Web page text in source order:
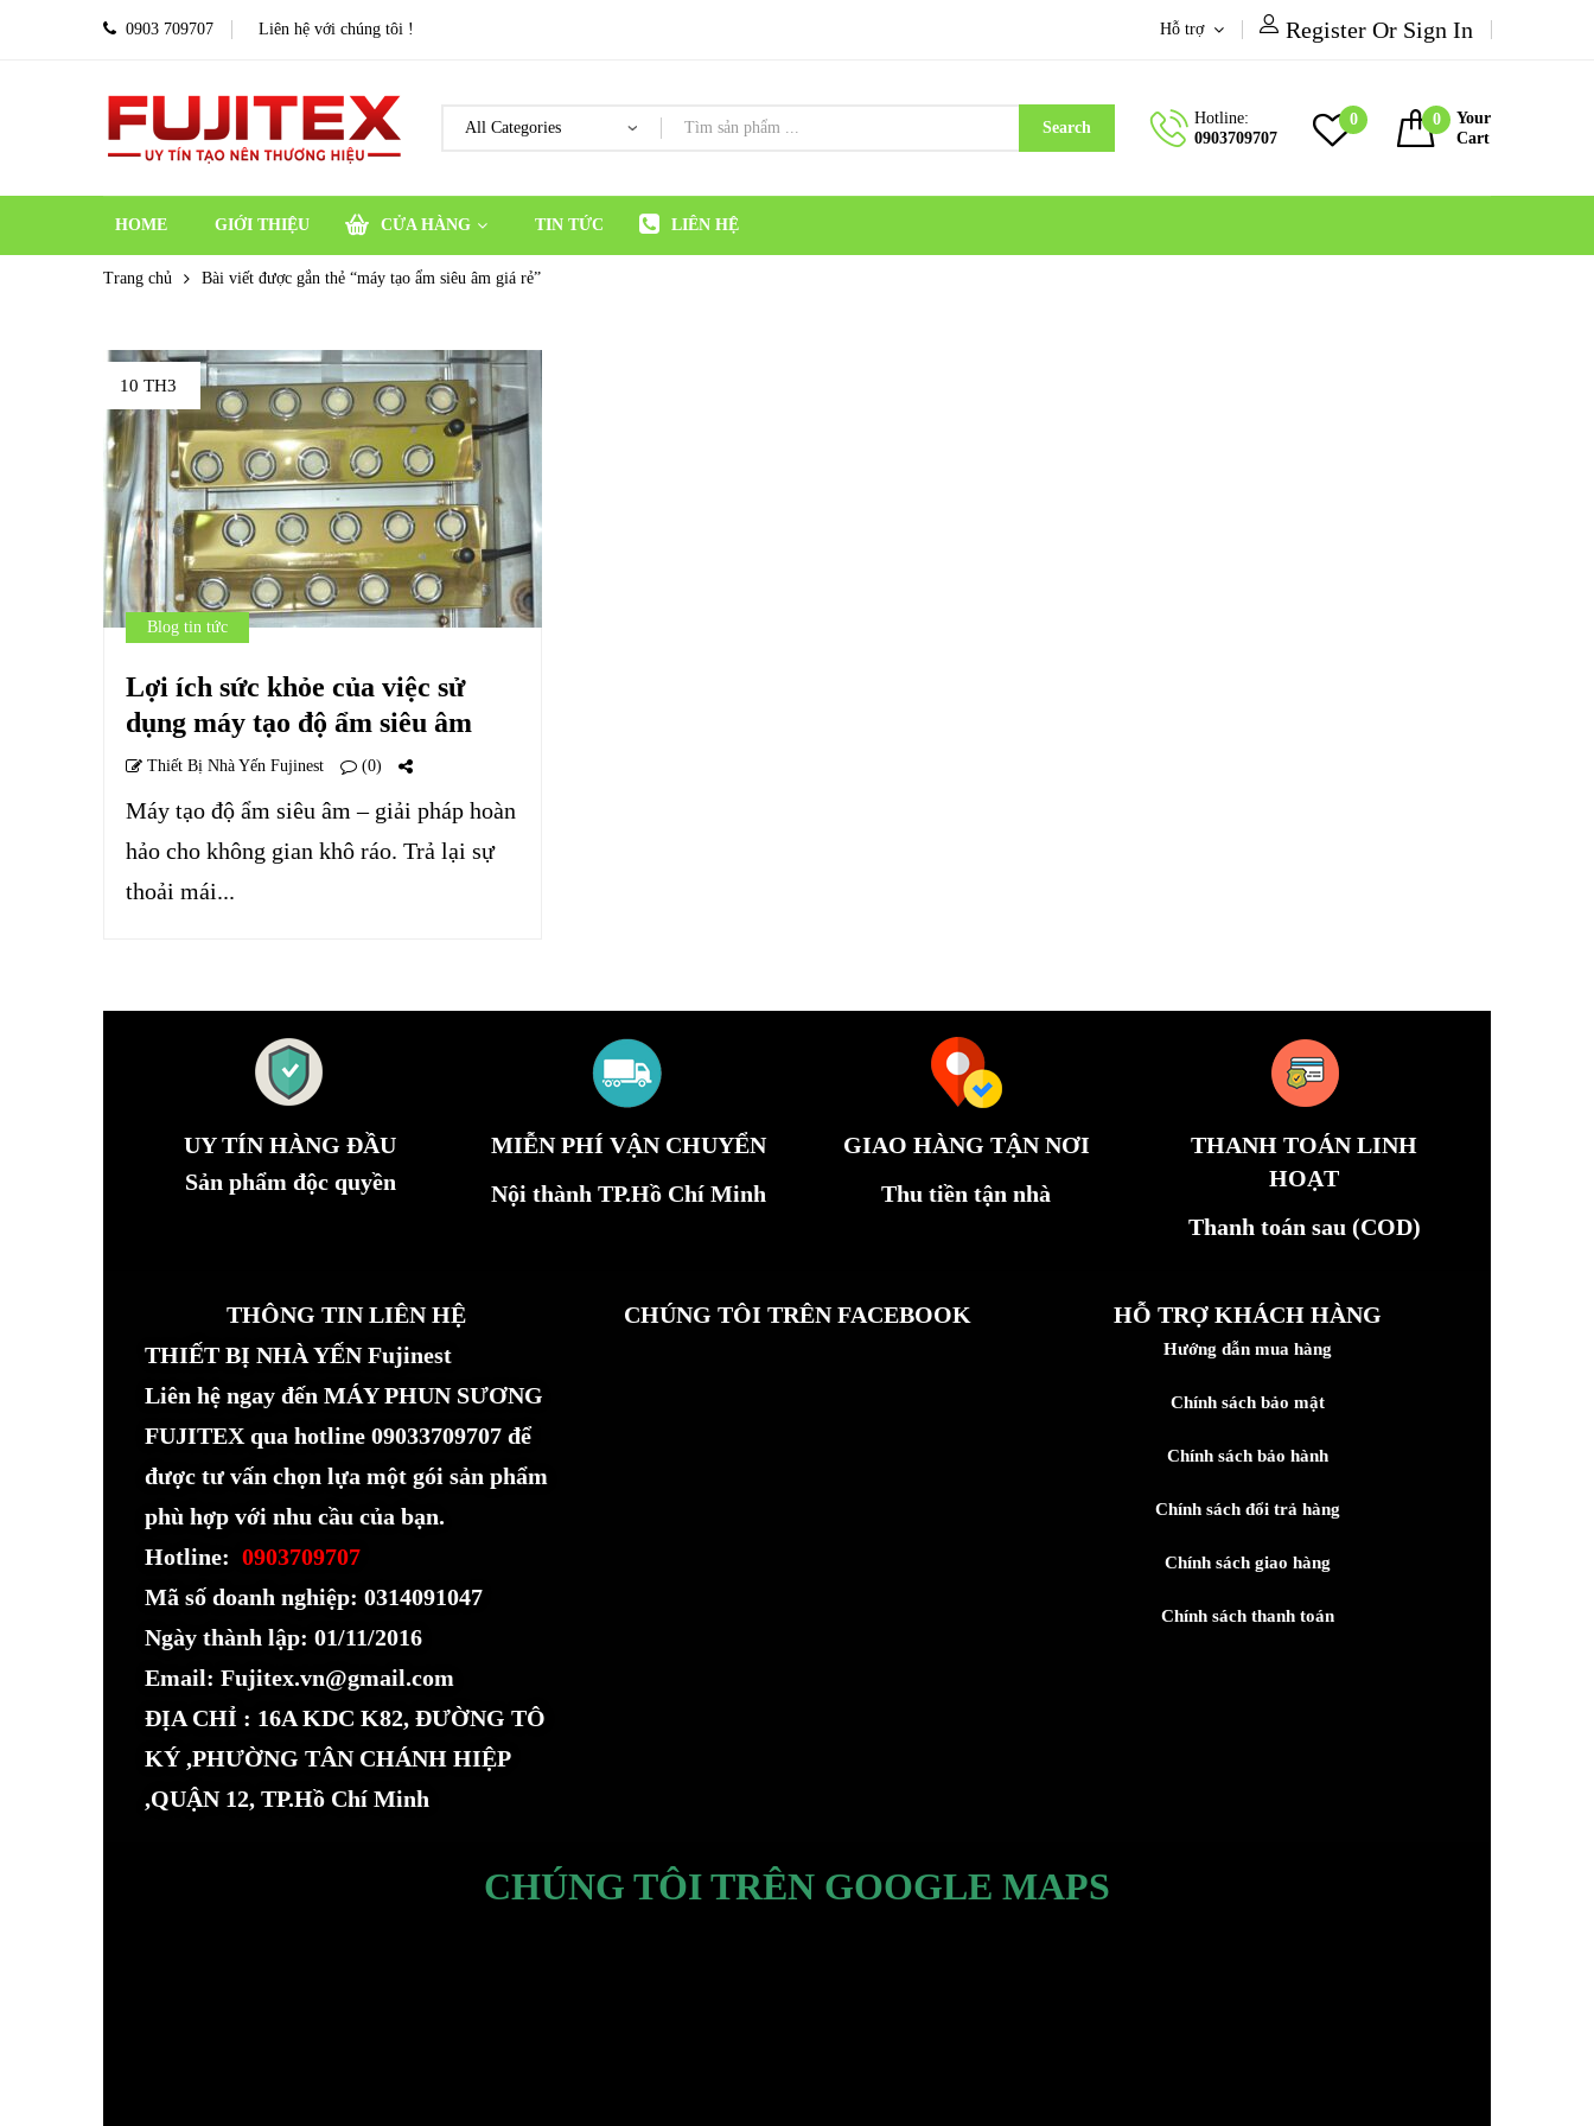
0903 709707 Liên hệ với chúng tôi ! Hỗ trợ Register Or Sign In
Search
Hotline:
0903709707
0 0
Your
Cart
HOME GIỚI THIỆU CỬA HÀNG TIN TỨC LIÊN HỆ
Trang chủ Bài viết được gắn thẻ “máy tạo ẩm siêu âm giá rẻ”
10 TH3
Blog tin tức
Lợi ích sức khỏe của việc sử
dụng máy tạo độ ẩm siêu âm
Thiết Bị Nhà Yến Fujinest (0)
Máy tạo độ ẩm siêu âm – giải pháp hoàn
hảo cho không gian khô ráo. Trả lại sự
thoải mái...
UY TÍN HÀNG ĐẦU
Sản phẩm độc quyền
MIỄN PHÍ VẬN CHUYỂN
Nội thành TP.Hồ Chí Minh
GIAO HÀNG TẬN NƠI
Thu tiền tận nhà
THANH TOÁN LINH
HOẠT
Thanh toán sau (COD)
THÔNG TIN LIÊN HỆ
THIẾT BỊ NHÀ YẾN Fujinest
Liên hệ ngay đến MÁY PHUN SƯƠNG
FUJITEX qua hotline 09033709707 để
được tư vấn chọn lựa một gói sản phẩm
phù hợp với nhu cầu của bạn.
Hotline: 0903709707
Mã số doanh nghiệp: 0314091047
Ngày thành lập: 01/11/2016
Email: Fujitex.vn@gmail.com
ĐỊA CHỈ : 16A KDC K82, ĐƯỜNG TÔ
KÝ ,PHƯỜNG TÂN CHÁNH HIỆP
,QUẬN 12, TP.Hồ Chí Minh
CHÚNG TÔI TRÊN FACEBOOK HỖ TRỢ KHÁCH HÀNG
Hướng dẫn mua hàng
Chính sách bảo mật
Chính sách bảo hành
Chính sách đổi trả hàng
Chính sách giao hàng
Chính sách thanh toán
CHÚNG TÔI TRÊN GOOGLE MAPS